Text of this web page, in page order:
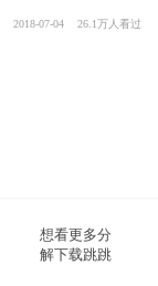
2018-07-04 26.1万人看过
想看更多分
解下载跳跳